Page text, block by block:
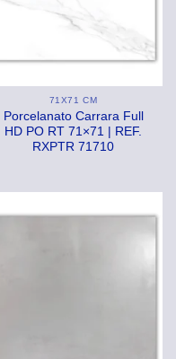
71X71 CM
Porcelanato Carrara Full
HD PO RT 71×71 | REF.
RXPTR 71710